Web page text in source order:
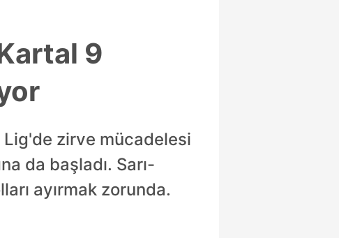
9
zirve mücadelesi
da başladı. Sarı-
ayırmak zorunda.